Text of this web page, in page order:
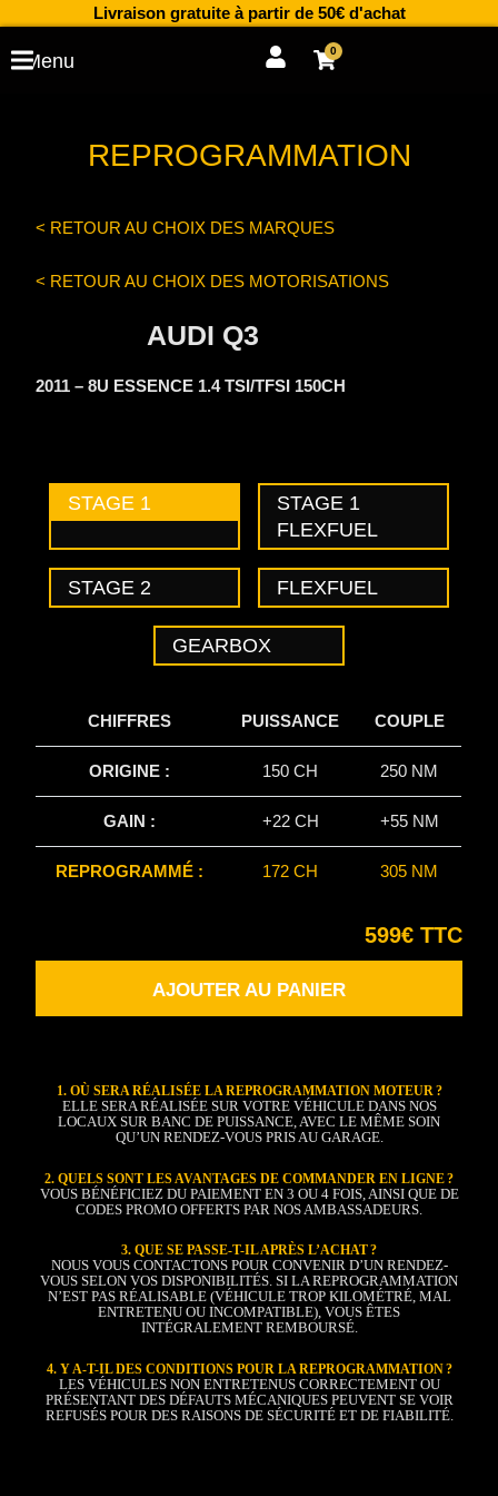
contenu
Livraison gratuite à partir de 50€ d'achat
0
Cart
Menu
REPROGRAMMATION
< RETOUR AU CHOIX DES MARQUES
< RETOUR AU CHOIX DES MOTORISATIONS
AUDI Q3
2011 – 8U ESSENCE 1.4 TSI/TFSI 150CH
STAGE 1
STAGE 1
FLEXFUEL
STAGE 2 FLEXFUEL
GEARBOX
CHIFFRES PUISSANCE COUPLE
ORIGINE : 150 CH 250 NM
GAIN : +22 CH +55 NM
REPROGRAMMÉ : 172 CH 305 NM
599€ TTC
AJOUTER AU PANIER
1. OÙ SERA RÉALISÉE LA REPROGRAMMATION MOTEUR ?
ELLE SERA RÉALISÉE SUR VOTRE VÉHICULE DANS NOS
LOCAUX SUR BANC DE PUISSANCE, AVEC LE MÊME SOIN
QU’UN RENDEZ-VOUS PRIS AU GARAGE.
2. QUELS SONT LES AVANTAGES DE COMMANDER EN LIGNE ?
VOUS BÉNÉFICIEZ DU PAIEMENT EN 3 OU 4 FOIS, AINSI QUE DE
CODES PROMO OFFERTS PAR NOS AMBASSADEURS.
3. QUE SE PASSE-T-IL APRÈS L’ACHAT ?
NOUS VOUS CONTACTONS POUR CONVENIR D’UN RENDEZ-
VOUS SELON VOS DISPONIBILITÉS. SI LA REPROGRAMMATION
N’EST PAS RÉALISABLE (VÉHICULE TROP KILOMÉTRÉ, MAL
ENTRETENU OU INCOMPATIBLE), VOUS ÊTES
INTÉGRALEMENT REMBOURSÉ.
4. Y A-T-IL DES CONDITIONS POUR LA REPROGRAMMATION ?
LES VÉHICULES NON ENTRETENUS CORRECTEMENT OU
PRÉSENTANT DES DÉFAUTS MÉCANIQUES PEUVENT SE VOIR
REFUSÉS POUR DES RAISONS DE SÉCURITÉ ET DE FIABILITÉ.